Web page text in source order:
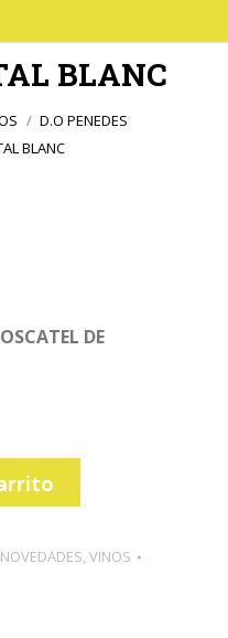
BLANC
D.O PENEDES
BLANC
DE
NOVEDADES, VINOS